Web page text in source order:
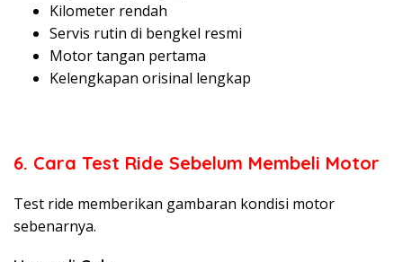
Kilometer rendah
Servis rutin di bengkel resmi
Motor tangan pertama
Kelengkapan orisinal lengkap
6. Cara Test Ride Sebelum Membeli Motor
Test ride memberikan gambaran kondisi motor
sebenarnya.